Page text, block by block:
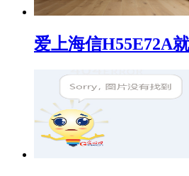
爱上海信H55E72A